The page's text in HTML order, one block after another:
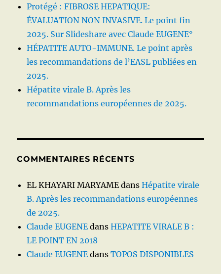
Protégé : FIBROSE HEPATIQUE:
ÉVALUATION NON INVASIVE. Le point fin
2025. Sur Slideshare avec Claude EUGENE°
HÉPATITE AUTO-IMMUNE. Le point après
les recommandations de l’EASL publiées en
2025.
Hépatite virale B. Après les
recommandations européennes de 2025.
COMMENTAIRES RÉCENTS
EL KHAYARI MARYAME dansHépatite virale
B. Après les recommandations européennes
de 2025.
Claude EUGENE dansHEPATITE VIRALE B :
LE POINT EN 2018
Claude EUGENE dansTOPOS DISPONIBLES